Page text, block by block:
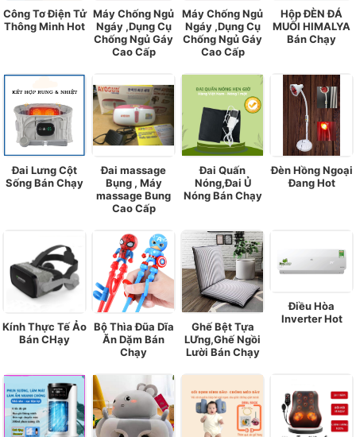
Công Tơ Điện Tử
Thông Minh Hot
Máy Chống Ngủ
Ngáy ,Dụng Cụ
Chống Ngủ Gáy
Cao Cấp
Máy Chống Ngủ
Ngáy ,Dụng Cụ
Chống Ngủ Gáy
Cao Cấp
Hộp ĐÈN ĐÁ
MUỐI HIMALYA
Bán Chạy
Đai Lưng Cột
Sống Bán Chạy
Đai massage
Bụng , Máy
massage Bung
Cao Cấp
Đai Quấn
Nóng,Đai Ủ
Nóng Bán Chạy
Đèn Hồng Ngoại
Đang Hot
Kính Thực Tế Ảo
Bán CHạy
Bộ Thìa Đũa Dĩa
Ăn Dặm Bán
Chạy
Ghế Bệt Tựa
LƯng,Ghế Ngồi
Lười Bán Chạy
Điều Hòa
Inverter Hot